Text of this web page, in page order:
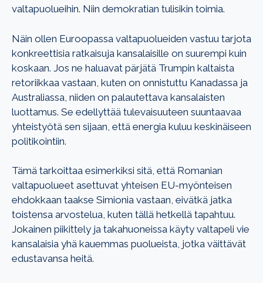
valtapuolueihin. Niin demokratian tulisikin toimia.
Näin ollen Euroopassa valtapuolueiden vastuu tarjota
konkreettisia ratkaisuja kansalaisille on suurempi kuin
koskaan. Jos ne haluavat pärjätä Trumpin kaltaista
retoriikkaa vastaan, kuten on onnistuttu Kanadassa ja
Australiassa, niiden on palautettava kansalaisten
luottamus. Se edellyttää tulevaisuuteen suuntaavaa
yhteistyötä sen sijaan, että energia kuluu keskinäiseen
politikointiin.
Tämä tarkoittaa esimerkiksi sitä, että Romanian
valtapuolueet asettuvat yhteisen EU-myönteisen
ehdokkaan taakse Simionia vastaan, eivätkä jatka
toistensa arvostelua, kuten tällä hetkellä tapahtuu.
Jokainen piikittely ja takahuoneissa käyty valtapeli vie
kansalaisia yhä kauemmas puolueista, jotka väittävät
edustavansa heitä.